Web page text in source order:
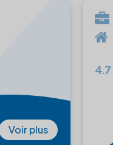
Voir plus
4.7